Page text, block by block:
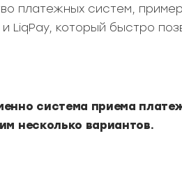
платежных систем,
LiqPay, который быстро
система приема
несколько вариантов.